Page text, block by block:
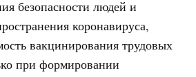
безопасности людей и
коронавируса,
вакцинирования трудовых
при формировании